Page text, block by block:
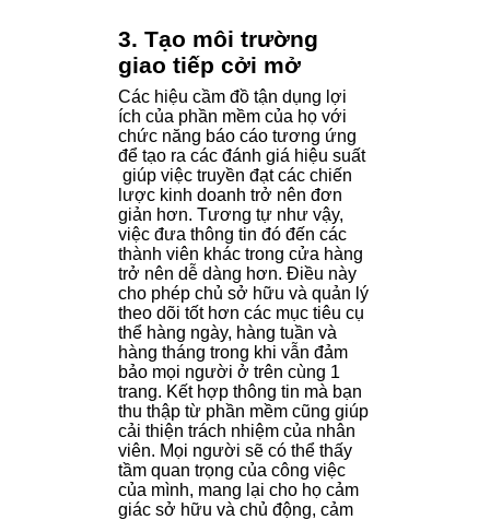
3. Tạo môi trường
giao tiếp cởi mở
Các hiệu cầm đồ tận dụng lợi
ích của phần mềm của họ với
chức năng báo cáo tương ứng
để tạo ra các đánh giá hiệu suất
giúp việc truyền đạt các chiến
lược kinh doanh trở nên đơn
giản hơn. Tương tự như vậy,
việc đưa thông tin đó đến các
thành viên khác trong cửa hàng
trở nên dễ dàng hơn. Điều này
cho phép chủ sở hữu và quản lý
theo dõi tốt hơn các mục tiêu cụ
thể hàng ngày, hàng tuần và
hàng tháng trong khi vẫn đảm
bảo mọi người ở trên cùng 1
trang. Kết hợp thông tin mà bạn
thu thập từ phần mềm cũng giúp
cải thiện trách nhiệm của nhân
viên. Mọi người sẽ có thể thấy
tầm quan trọng của công việc
của mình, mang lại cho họ cảm
giác sở hữu và chủ động, cảm